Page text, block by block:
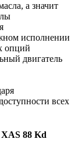
а значит
исполнении
опций
двигатель
всех
88 Kd